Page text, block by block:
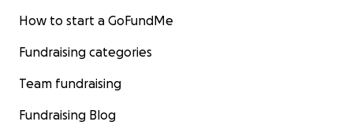
How to start a GoFundMe
Fundraising categories
Team fundraising
Fundraising Blog